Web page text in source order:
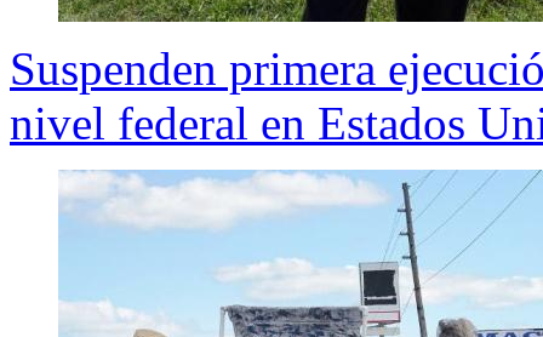
Suspenden primera
nivel federal en Estados